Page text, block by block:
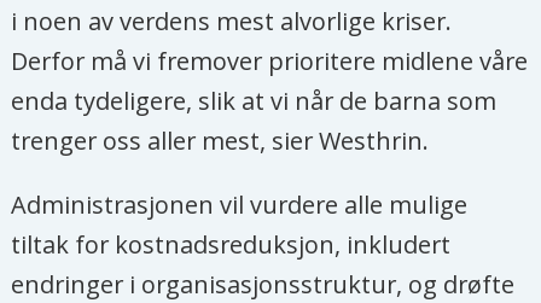
i noen av verdens mest alvorlige kriser.
Derfor må vi fremover prioritere midlene våre
enda tydeligere, slik at vi når de barna som
trenger oss aller mest, sier Westhrin.
Administrasjonen vil vurdere alle mulige
tiltak for kostnadsreduksjon, inkludert
endringer i organisasjonsstruktur, og drøfte